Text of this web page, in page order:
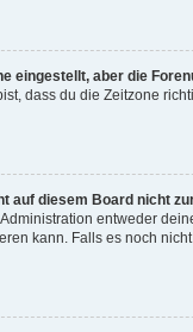
eingestellt, aber die
dass du die Zeitzone
auf diesem Board nicht
entweder
kann. Falls es noch